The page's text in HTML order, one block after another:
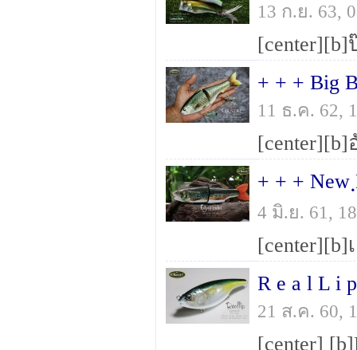
13 ก.ย. 63,
+ + + Big
11 ธ.ค. 62,
4 มิ.ย. 61,
R e a l L i
21 ส.ค. 60,